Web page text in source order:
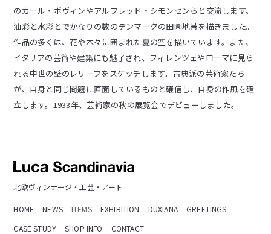
のカール・ボヴィンやアルフレッド・シモンセ​​ンらと交流します。
油彩と水彩とでかなりの数のデンマークの田園地帯を描きました。
作品の多くは、花や木々に囲まれた夏の空を描いています。また、
イタリアの芸術や建築にも魅了され、フィレンツェやローマに見ら
れる中世の壁のレリーフをスケッチします。古典派の芸術家たち
が、自身と同じ問題に直面しているものと確信し、自身の作風を確
立します。1933年、芸術家の秋の展覧会でデビューしました。
北欧ヴィンテージ・工芸・アート
HOME NEWS ITEMS EXHIBITION DUXIANA
GREETINGS
CASE STUDY
SHOP INFO CONTACT